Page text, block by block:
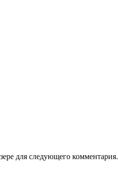
для следующего комментария.